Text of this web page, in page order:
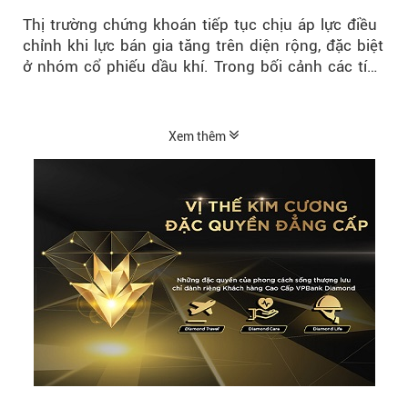
Thị trường chứng khoán tiếp tục chịu áp lực điều
chỉnh khi lực bán gia tăng trên diện rộng, đặc biệt
ở nhóm cổ phiếu dầu khí. Trong bối cảnh các tín
Xem thêm